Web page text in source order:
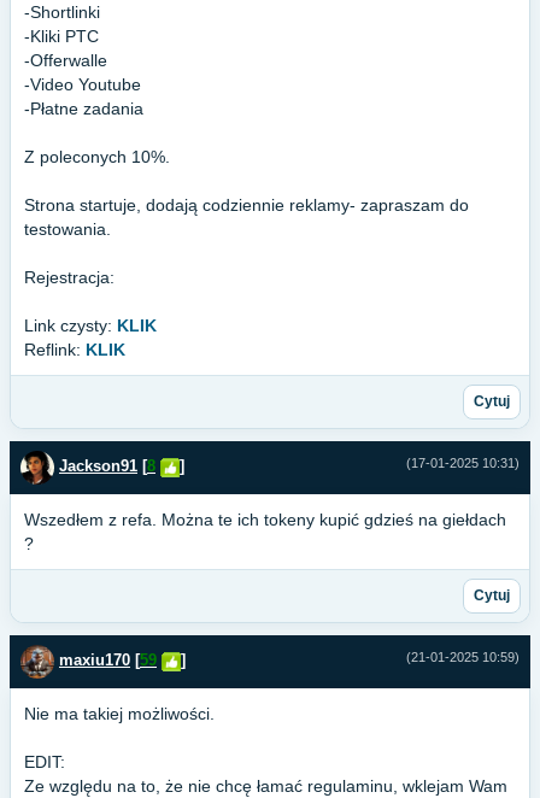
-Shortlinki
-Kliki PTC
-Offerwalle
-Video Youtube
-Płatne zadania
Z poleconych 10%.
Strona startuje, dodają codziennie reklamy- zapraszam do
testowania.
Rejestracja:
Link czysty: KLIK
Reflink: KLIK
Cytuj
(17-01-2025 10:31)
Jackson91 [8 ]
Wszedłem z refa. Można te ich tokeny kupić gdzieś na giełdach
?
Cytuj
(21-01-2025 10:59)
maxiu170 [59 ]
Nie ma takiej możliwości.
EDIT:
Ze względu na to, że nie chcę łamać regulaminu, wklejam Wam